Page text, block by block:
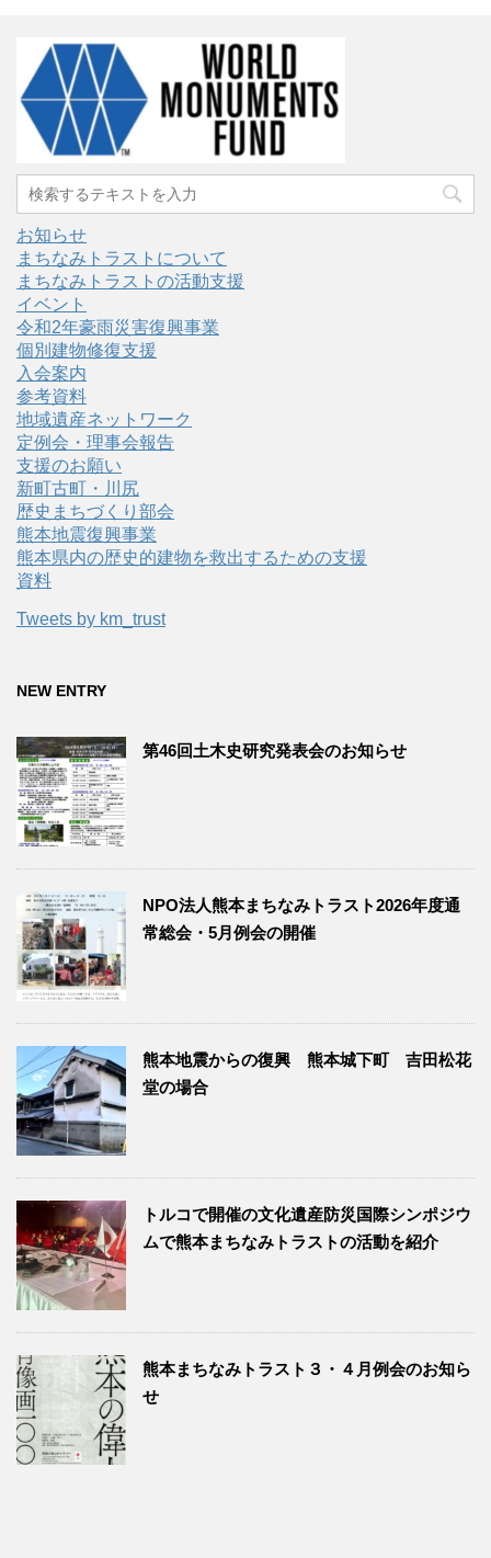
お知らせ
まちなみトラストについて
まちなみトラストの活動支援
イベント
令和2年豪雨災害復興事業
個別建物修復支援
入会案内
参考資料
地域遺産ネットワーク
定例会・理事会報告
支援のお願い
新町古町・川尻
歴史まちづくり部会
熊本地震復興事業
熊本県内の歴史的建物を救出するための支援
資料
Tweets by km_trust
NEW ENTRY
第46回土木史研究発表会のお知らせ
NPO法人熊本まちなみトラスト2026年度通
常総会・5月例会の開催
熊本地震からの復興 熊本城下町 吉田松花
堂の場合
トルコで開催の文化遺産防災国際シンポジウ
ムで熊本まちなみトラストの活動を紹介
熊本まちなみトラスト３・４月例会のお知ら
せ